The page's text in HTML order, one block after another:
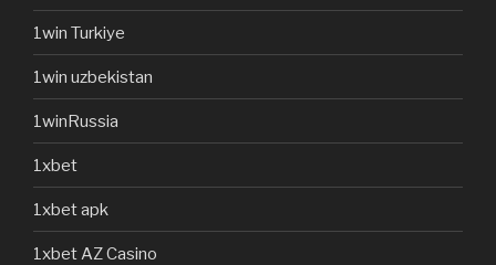
1win Turkiye
1win uzbekistan
1winRussia
1xbet
1xbet apk
1xbet AZ Casino